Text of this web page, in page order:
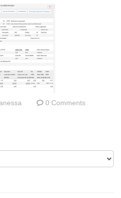
0 Comments